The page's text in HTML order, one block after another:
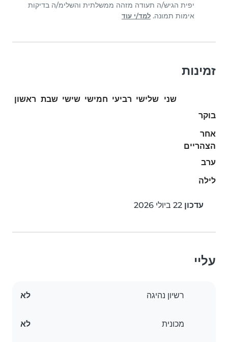
יפית הגיש/ה תעודה מזהה ממשלתית והשלימ/ה בדיקות
אימות תמונה. למד/י עוד
זמינות
שני שלישי רביעי חמישי שישי שבת ראשון
בוקר
אחר
הצהריים
ערב
לילה
עדכון
עליי
רשיון נהיגה לא
מכונית לא